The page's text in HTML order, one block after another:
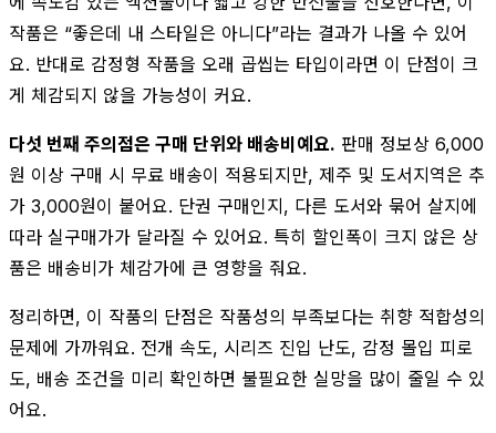
작품은 “좋은데 내 스타일은 아니다”라는 결과가 나올 수 있어
요. 반대로 감정형 작품을 오래 곱씹는 타입이라면 이 단점이 크
게 체감되지 않을 가능성이 커요.
다섯 번째 주의점은 구매 단위와 배송비예요. 판매 정보상 6,000
원 이상 구매 시 무료 배송이 적용되지만, 제주 및 도서지역은 추
가 3,000원이 붙어요. 단권 구매인지, 다른 도서와 묶어 살지에
따라 실구매가가 달라질 수 있어요. 특히 할인폭이 크지 않은 상
품은 배송비가 체감가에 큰 영향을 줘요.
정리하면, 이 작품의 단점은 작품성의 부족보다는 취향 적합성의
문제에 가까워요. 전개 속도, 시리즈 진입 난도, 감정 몰입 피로
도, 배송 조건을 미리 확인하면 불필요한 실망을 많이 줄일 수 있
어요.